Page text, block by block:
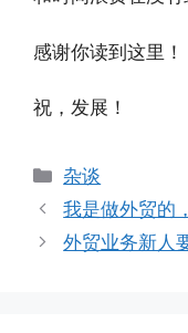
感谢你读到这里！
祝，发展！
分
类
杂谈
我是做外贸的
外贸业务新人